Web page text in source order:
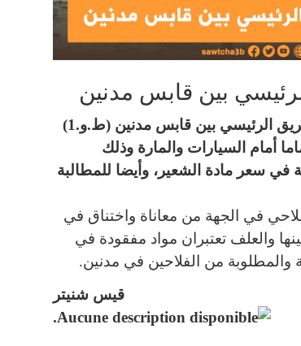
بين قابس مدنين
قطع مجموعة من الفلاحين في مدنين الطريق الرئيسي بين قابس مدنين (ط.و.1)
أمام السيارات والمارة وذلك
في سعر مادة الشعير، وأيضا للمطالبة
في الجهة من معاناة واختناق في
والعلف تعتبران مواد مفقودة في
والمطلوبة من الفلاحين في مدنين.
قيس شنيتر